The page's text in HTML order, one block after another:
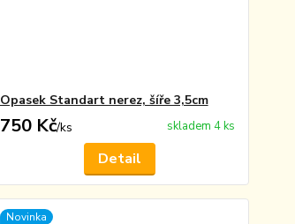
Opasek Standart nerez, šíře 3,5cm
750 Kč/ks skladem 4 ks
Detail
Novinka